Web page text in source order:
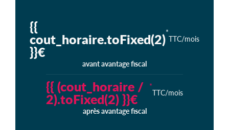
{{
cout_horaire.toFixed(2)
}}€
*
TTC/mois
avant avantage fiscal
{{ (cout_horaire /
2).toFixed(2) }}€
*
TTC/mois
après avantage fiscal